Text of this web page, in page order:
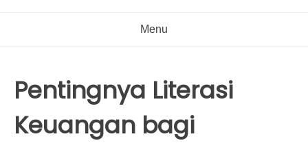
Menu
Pentingnya Literasi
Keuangan bagi